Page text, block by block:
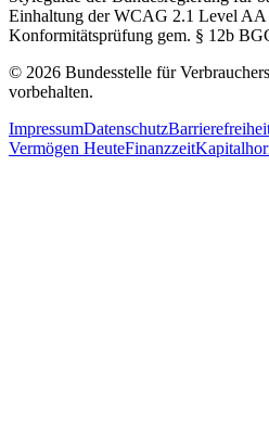
Einhaltung der WCAG 2.1 Level AA
Konformitätsprüfung gem. § 12b
© 2026 Bundesstelle für
vorbehalten.
ImpressumDatenschutz
Vermögen HeuteFinanzzeit